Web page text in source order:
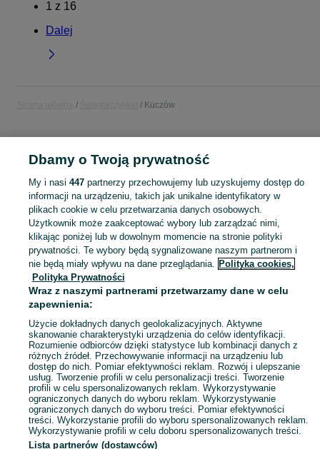
1 z 16
Dalej
Kuczów
drewno drzewo smar do pistoletu tur t25
Skorzystaj z największego serwisu ogłoszeniowego - Kuczów i okolice! Kupuj to, czego pragniesz i sprzedawaj to, czego już nie potrzebujesz! Zobacz
Mapa kategorii
Mapa miejscowości
Mapa ministron
Popularne wyszukiwania
Dbamy o Twoją prywatność
My i nasi 447partnerzy przechowujemy lub uzyskujemy dostęp do
informacji na urządzeniu, takich jak unikalne identyfikatory w
plikach cookie w celu przetwarzania danych osobowych.
Użytkownik może zaakceptować wybory lub zarządzać nimi,
klikając poniżej lub w dowolnym momencie na stronie polityki
prywatności. Te wybory będą sygnalizowane naszym partnerom i
nie będą miały wpływu na dane przeglądania. Polityka cookies,
Polityka Prywatności
Wraz z naszymi partnerami przetwarzamy dane w celu
zapewnienia:
Użycie dokładnych danych geolokalizacyjnych. Aktywne
skanowanie charakterystyki urządzenia do celów identyfikacji.
Rozumienie odbiorców dzięki statystyce lub kombinacji danych z
różnych źródeł. Przechowywanie informacji na urządzeniu lub
dostęp do nich. Pomiar efektywności reklam. Rozwój i ulepszanie
usług. Tworzenie profili w celu personalizacji treści. Tworzenie
profili w celu spersonalizowanych reklam. Wykorzystywanie
ograniczonych danych do wyboru reklam. Wykorzystywanie
ograniczonych danych do wyboru treści. Pomiar efektywności
treści. Wykorzystanie profili do wyboru spersonalizowanych reklam.
Wykorzystywanie profili w celu doboru spersonalizowanych treści.
Lista partnerów (dostawców)